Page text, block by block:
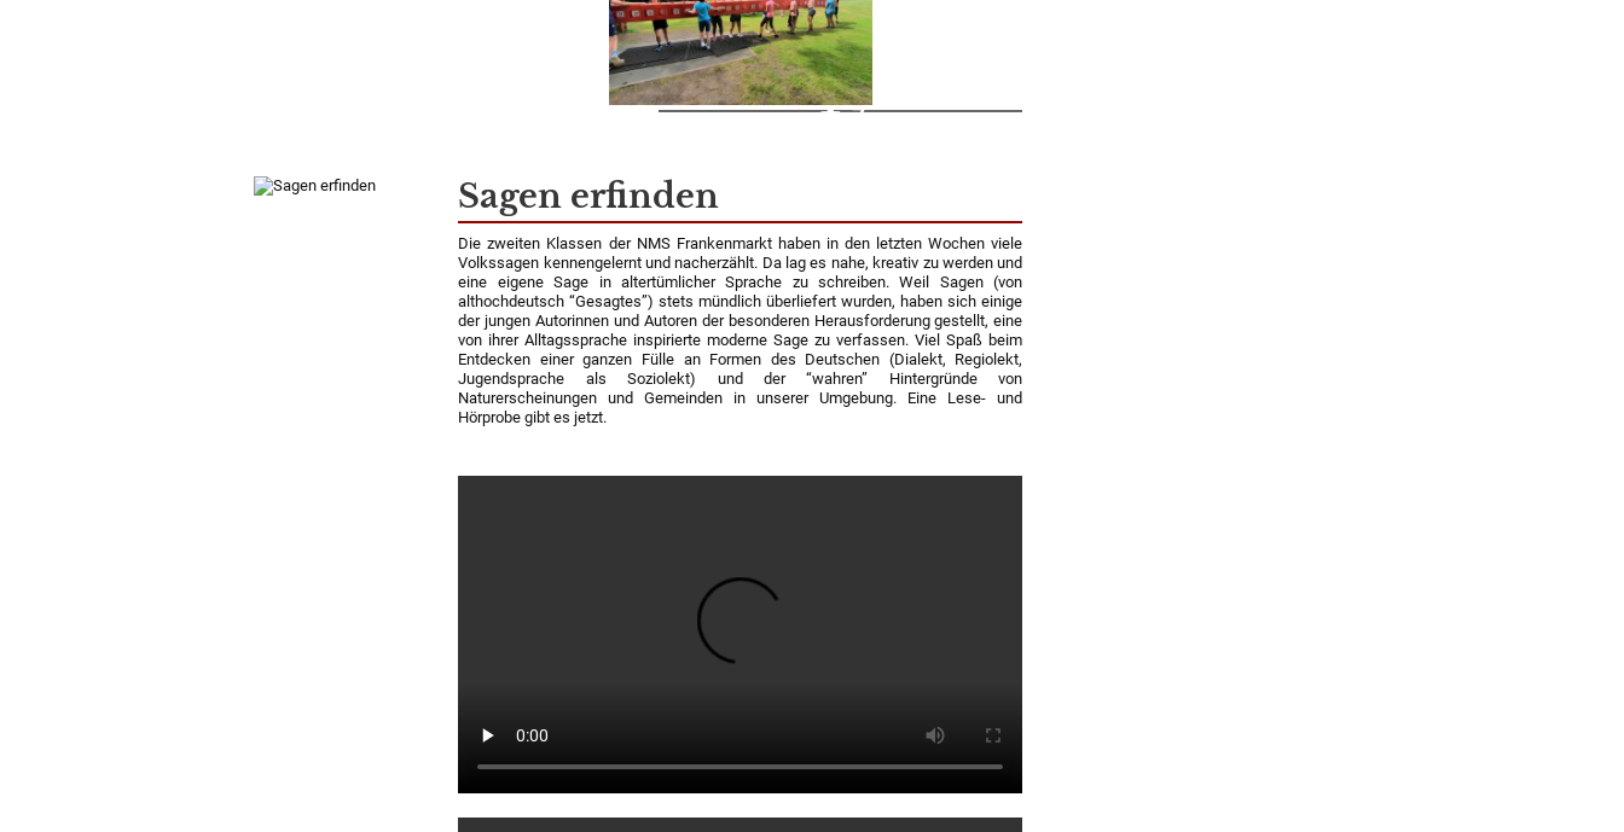
7
Sagen erfinden
Die zweiten Klassen der NMS Frankenmarkt haben in den letzten Wochen viele
Volkssagen kennengelernt und nacherzählt. Da lag es nahe, kreativ zu werden und
eine eigene Sage in altertümlicher Sprache zu schreiben. Weil Sagen (von
althochdeutsch “Gesagtes”) stets mündlich überliefert wurden, haben sich einige
der jungen Autorinnen und Autoren der besonderen Herausforderung gestellt, eine
von ihrer Alltagssprache inspirierte moderne Sage zu verfassen. Viel Spaß beim
Entdecken einer ganzen Fülle an Formen des Deutschen (Dialekt, Regiolekt,
Jugendsprache als Soziolekt) und der “wahren” Hintergründe von
Naturerscheinungen und Gemeinden in unserer Umgebung. Eine Lese- und
Hörprobe gibt es jetzt.